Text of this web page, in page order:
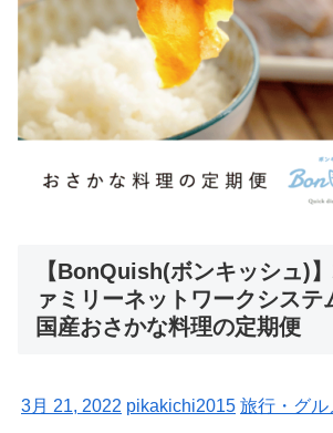
【BonQuish(ボンキッシュ)
ァミリーネットワークシステ
国産おさかな料理の定期便
3月 21, 2022 pikakichi2015 旅行・グル